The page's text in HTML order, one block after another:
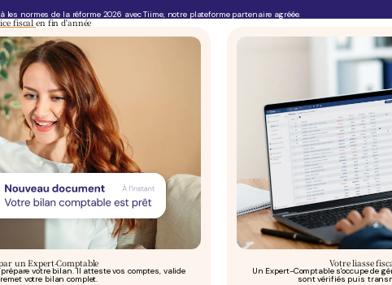
normes de la réforme 2026 avec Tiime, notre plateforme partenaire agréée.
fiscalen fin d'année
un Expert-Comptable
votre bilan. Ilatteste vos comptes, valide
votre bilan complet.
Votre liasse
Un Expert-Comptable s'occupe de
sont vérifiés puis